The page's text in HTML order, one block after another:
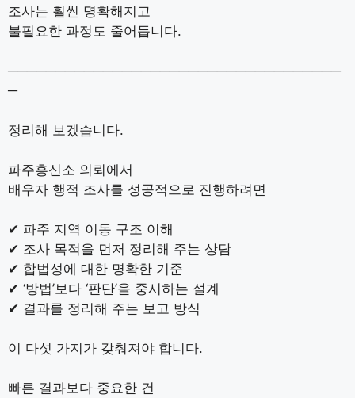
조사는 훨씬 명확해지고
불필요한 과정도 줄어듭니다.
───────────────────────────────────
─
정리해 보겠습니다.
파주흥신소 의뢰에서
배우자 행적 조사를 성공적으로 진행하려면
✔ 파주 지역 이동 구조 이해
✔ 조사 목적을 먼저 정리해 주는 상담
✔ 합법성에 대한 명확한 기준
✔ ‘방법’보다 ‘판단’을 중시하는 설계
✔ 결과를 정리해 주는 보고 방식
이 다섯 가지가 갖춰져야 합니다.
빠른 결과보다 중요한 건